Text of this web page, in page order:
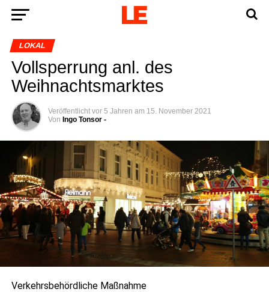
LOKAL
Voll­sper­rung anl. des
Weihnachtsmarktes
Veröffentlicht vor 5 Jahren am 15. November 2021
Von Ingo Tonsor -
Ver­kehrs­be­hörd­li­che Maßnahme